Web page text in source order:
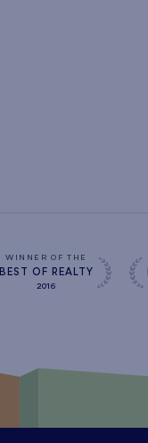
WINNER OF THE
BEST OF REALTY
2016